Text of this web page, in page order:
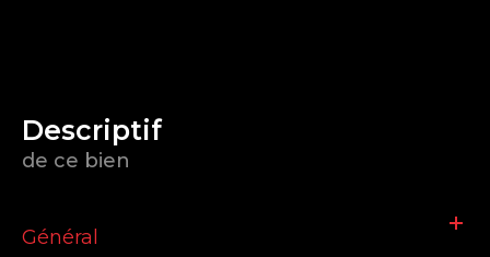
descriptif
de ce bien
Général